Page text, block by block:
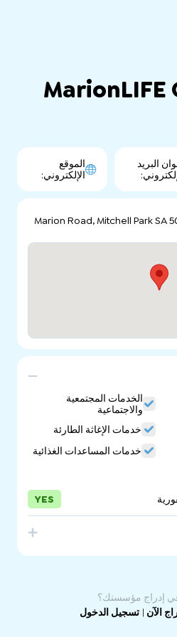
البريد
الموقع
الإلكتروني:
الخدمات المجتمعية
والاجتماعية
خدمات الإغاثة الطارئة
خدمات المساعدات الغذائية
YES
إدراج مؤسستك؟
الآن | تسجيل الدخول